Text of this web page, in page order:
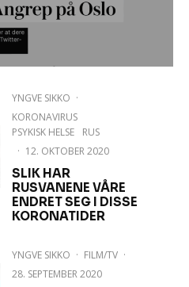
YNGVE SIKKO ·
KORONAVIRUS
PSYKISK HELSE
RUS
· 12. OKTOBER 2020
SLIK HAR
RUSVANENE VÅRE
ENDRET SEG I DISSE
KORONATIDER
YNGVE SIKKO · FILM/TV ·
28. SEPTEMBER 2020